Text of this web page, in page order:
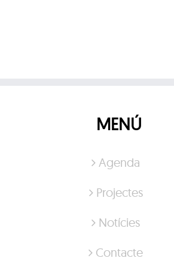
MENÚ
Agenda
Projectes
Notícies
Contacte